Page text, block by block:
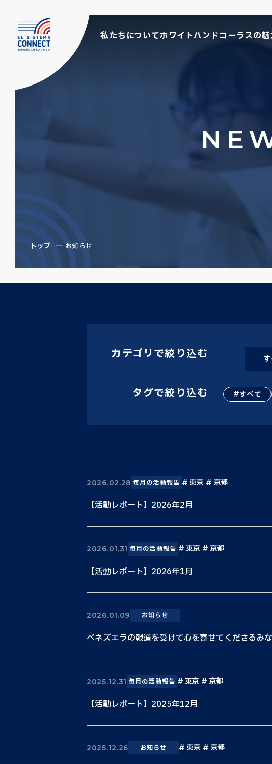
私たちについてホワイトハンドコーラスの魅
トップ お知らせ
カテゴリで絞り込む
タグで絞り込む すべて
2026.02.28 毎月の活動報告 東京 京都
【活動レポート】2026年2月
2026.01.31 毎月の活動報告 東京 京都
【活動レポート】2026年1月
2026.01.09 お知らせ
ベネズエラの報道を受けて心を寄せてくださるみ
2025.12.31 毎月の活動報告 東京 京都
【活動レポート】2025年12月
2025.12.26 お知らせ 東京 京都